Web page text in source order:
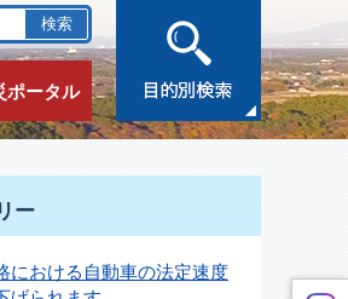
ポータル
ー
における自動車の法定速度